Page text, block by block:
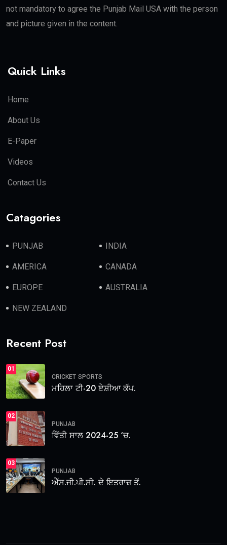
not mandatory to agree the Punjab Mail USA with the person
and picture given in the content.
Quick Links
Home
About Us
E-Paper
Videos
Contact Us
Catagories
PUNJAB INDIA
AMERICA CANADA
EUROPE AUSTRALIA
NEW ZEALAND
Recent Post
01
CRICKET SPORTS
ਮਹਿਲਾ ਟੀ-20 ਏਸ਼ੀਆ ਕੱਪ.
02
PUNJAB
ਵਿੱਤੀ ਸਾਲ 2024-25 ‘ਚ.
03
PUNJAB
ਐੱਸ.ਜੀ.ਪੀ.ਸੀ. ਦੇ ਇਤਰਾਜ਼ ਤੋਂ.